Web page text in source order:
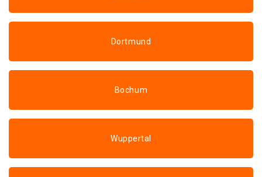
Dortmund
Bochum
Wuppertal